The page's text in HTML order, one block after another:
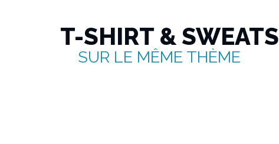
T-SHIRT & SWEATS
SUR LE MÊME THÈME